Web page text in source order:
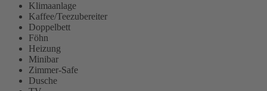
Klimaanlage
Kaffee/Teezubereiter
Doppelbett
Föhn
Heizung
Minibar
Zimmer-Safe
Dusche